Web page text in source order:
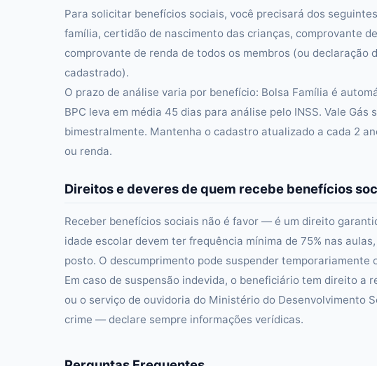
Para solicitar benefícios sociais, você precisará dos
família, certidão de nascimento das crianças, comprovante
comprovante de renda de todos os membros (ou declaração
cadastrado).
O prazo de análise varia por benefício: Bolsa Família é
BPC leva em média 45 dias para análise pelo INSS. Vale
bimestralmente. Mantenha o cadastro atualizado a cada 2
ou renda.
Direitos e deveres de quem recebe benefícios
Receber benefícios sociais não é favor — é um direito
idade escolar devem ter frequência mínima de 75% nas
posto. O descumprimento pode suspender temporariamente
Em caso de suspensão indevida, o beneficiário tem direito a
ou o serviço de ouvidoria do Ministério do Desenvolvimento
crime — declare sempre informações verídicas.